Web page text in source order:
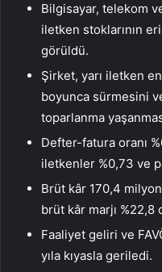
Bilgisayar, telekom
iletken stoklarının
görüldü.
Şirket, yarı iletken
boyunca sürmesini
toparlanma
Defter-fatura oranı
iletkenler %0,73 ve
Brüt kâr 170,4
brüt kâr marjı %22,8
Faaliyet geliri ve
yıla kıyasla geriledi.